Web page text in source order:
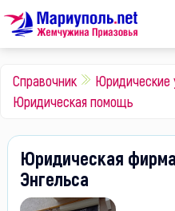
Справочник
Юридические
Юридическая помощь
Юридическая
Энгельса